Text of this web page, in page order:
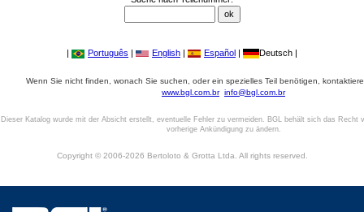
| Português | English | Español | Deutsch |
Wenn Sie nicht finden, wonach Sie suchen, oder ein spezielles Teil benötigen,
www.bgl.com.br info@bgl.com.br
Dieser Katalog wurde mit der Absicht erstellt, eventuelle Fehler zu vermeiden. BGL behält sich das Recht
vorherige Ankündigung zu ändern.
Copyright © 2006-2026 Bertoloto & Grotta Ltda. All rights reserved.